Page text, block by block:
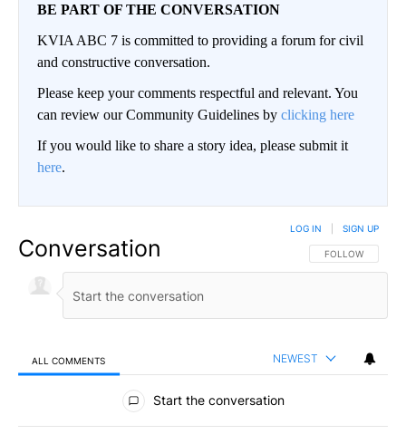
BE PART OF THE CONVERSATION
KVIA ABC 7 is committed to providing a forum for civil
and constructive conversation.
Please keep your comments respectful and relevant. You
can review our Community Guidelines by clicking here
If you would like to share a story idea, please submit it
here.
Conversation FOLLOW THIS
FOLLOW
LOG IN SIGN UP
ALL COMMENTS NEWEST
All Comments
Start the conversation